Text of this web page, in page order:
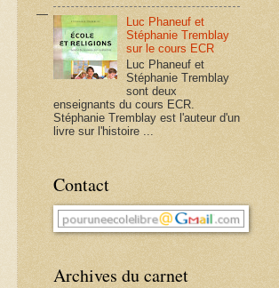
Luc Phaneuf et
Stéphanie Tremblay
sur le cours ECR
Luc Phaneuf et
Stéphanie Tremblay
sont deux
enseignants du cours ECR.
Stéphanie Tremblay est l'auteur d'un
livre sur l'histoire ...
Contact
Archives du carnet